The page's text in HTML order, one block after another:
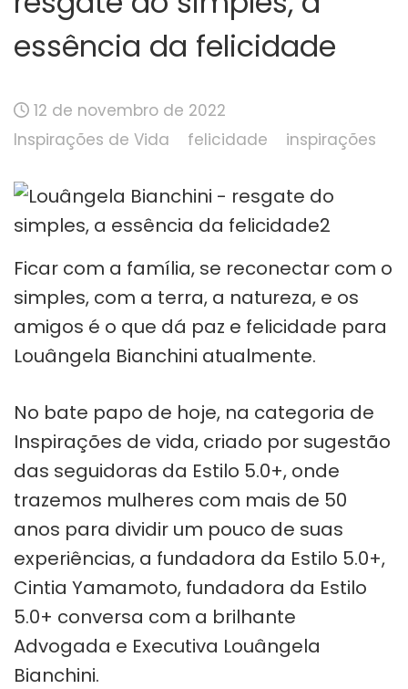
essência da felicidade
12 de novembro de 2022
Inspirações de Vida
felicidade inspirações
Ficar com a família, se reconectar com o
simples, com a terra, a natureza, e os
amigos é o que dá paz e felicidade para
Louângela Bianchini atualmente.
No bate papo de hoje, na categoria de
Inspirações de vida, criado por sugestão
das seguidoras da Estilo 5.0+, onde
trazemos mulheres com mais de 50
anos para dividir um pouco de suas
experiências, a fundadora da Estilo 5.0+,
Cintia Yamamoto, fundadora da Estilo
5.0+ conversa com a brilhante
Advogada e Executiva Louângela
Bianchini.